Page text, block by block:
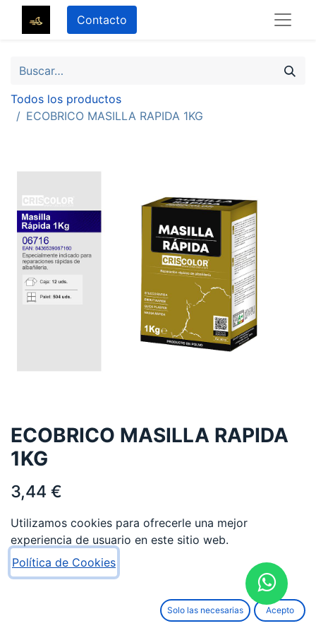
Contacto
Todos los productos
ECOBRICO MASILLA RAPIDA 1KG
ECOBRICO MASILLA RAPIDA
1KG
3,44 €
AÑADIR AL CARRITO
Utilizamos cookies para ofrecerle una mejor
experiencia de usuario en este sitio web.
Política de Cookies
Solo las necesarias Acepto